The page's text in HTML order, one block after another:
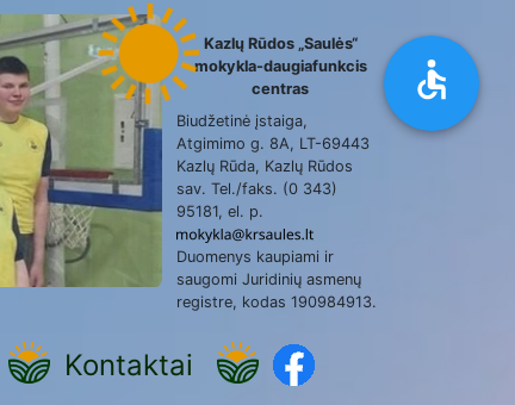
Kazlų Rūdos „Saulės“
mokykla-daugiafunkcis
centras
Biudžetinė įstaiga,
Atgimimo g. 8A, LT-69443
Kazlų Rūda, Kazlų Rūdos
sav. Tel./faks. (0 343)
95181, el. p.
Duomenys kaupiami ir
saugomi Juridinių asmenų
registre, kodas 190984913.
Kontaktai